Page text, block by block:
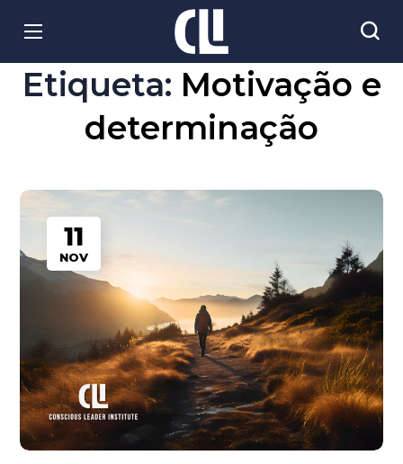
Etiqueta: Motivação e
determinação
11
NOV